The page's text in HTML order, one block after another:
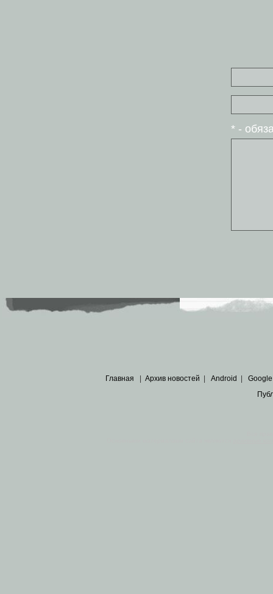
* -
Главная | Архив новостей | Android | Google